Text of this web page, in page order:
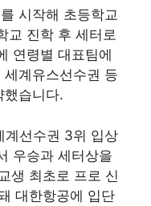
시작해 초등학교
교 진학 후 세터로
연령별 대표팀에
계유스선수권 등
했습니다.
계선수권 3위 입상
우승과 세터상을
생 최초로 프로 신
대한항공에 입단